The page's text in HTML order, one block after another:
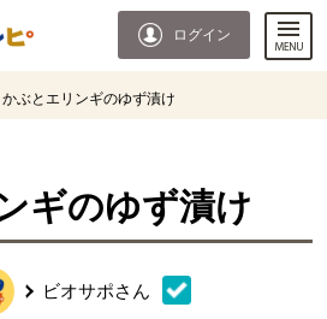
ログイン
かぶとエリンギのゆず漬け
ギのゆず漬け
ビオサポさん